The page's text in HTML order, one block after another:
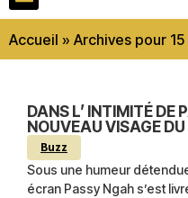
Accueil » Archives pour
DANS L’ INTIMITÉ DE
NOUVEAU VISAGE
Buzz
Sous une humeur
écran Passy Ngah s’est